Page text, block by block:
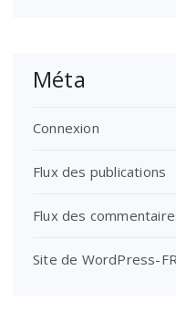
Méta
Connexion
Flux des publications
Flux des
Site de WordPress-FR